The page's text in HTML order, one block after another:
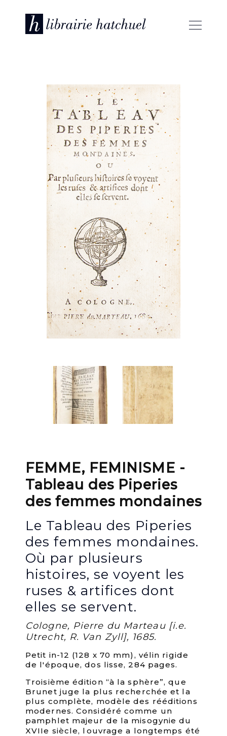
FEMME, FEMINISME -
Tableau des Piperies
des femmes mondaines
Le Tableau des Piperies
des femmes mondaines.
Où par plusieurs
histoires, se voyent les
ruses & artifices dont
elles se servent.
Cologne, Pierre du Marteau [i.e.
Utrecht, R. Van Zyll], 1685.
Petit in-12 (128 x 70 mm), vélin rigide
de l'époque, dos lisse, 284 pages.
Troisième édition “à la sphère”, que
Brunet juge la plus recherchée et la
plus complète, modèle des rééditions
modernes. Considéré comme un
pamphlet majeur de la misogynie du
XVIIe siècle, louvrage a longtemps été